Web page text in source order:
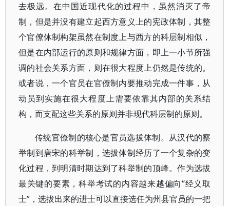
去极远。在中国近现代化的过程中，虽然消灭了帝
制，但是并没有建立起西方意义上的宪政体制，其整
个官僚体制构架虽然在制度上与西方的科层制相似，
但是在内部运行的原则和规律方面，即上一小节所强
调的社会关系方面，则在很大程度上仍然是传统的。
或者说，一个官员在官僚制内要推动完成一件事，从
动员到实施在很大程度上需要依靠其内部的关系结
构，而支配这些关系的原则并非现代科层制的原则。
传统官僚制的核心是官员选拔体制。从汉代的察
举制到唐宋的科举制，选拔体制经历了一个复杂的变
化过程，到明清时期达到了科举制的顶峰。作为选拔
最关键的要素，科举考试的内容越来越偏向“经义取
士”，选拔出来的进士可以直接选任为州县官员的一把